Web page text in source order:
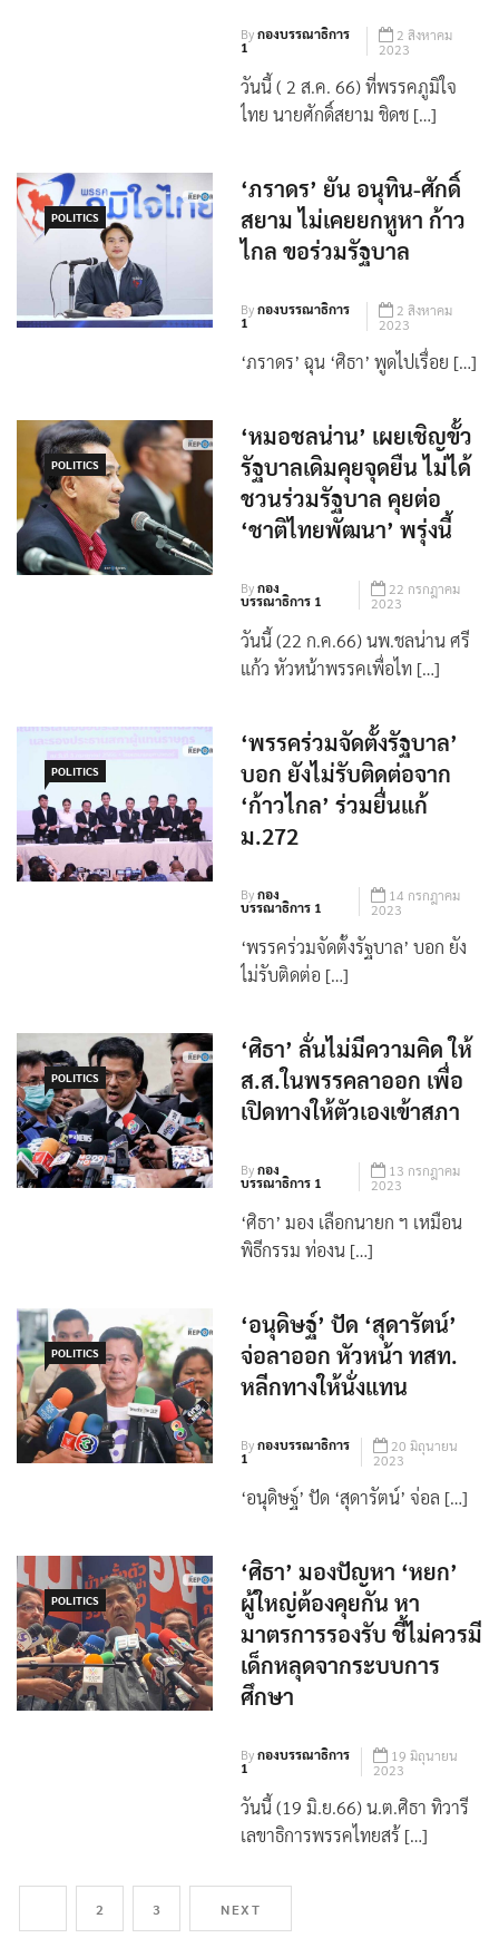
Byกองบรรณาธิการ
1
2 สิงหาคม
2023
วันนี้ ( 2 ส.ค. 66) ที่พรรคภูมิใจ
ไทย นายศักดิ์สยาม ชิดช […]
POLITICS
‘ภราดร’ ยัน อนุทิน-ศักดิ์
สยาม ไม่เคยยกหูหา ก้าว
ไกล ขอร่วมรัฐบาล
Byกองบรรณาธิการ
1
2 สิงหาคม
2023
‘ภราดร’ ฉุน ‘ศิธา’ พูดไปเรื่อย […]
POLITICS
‘หมอชลน่าน’ เผยเชิญขั้ว
รัฐบาลเดิมคุยจุดยืน ไม่ได้
ชวนร่วมรัฐบาล คุยต่อ
‘ชาติไทยพัฒนา’ พรุ่งนี้
Byกอง
บรรณาธิการ 1
22 กรกฎาคม
2023
วันนี้ (22 ก.ค.66) นพ.ชลน่าน ศรี
แก้ว หัวหน้าพรรคเพื่อไท […]
POLITICS
‘พรรคร่วมจัดตั้งรัฐบาล’
บอก ยังไม่รับติดต่อจาก
‘ก้าวไกล’ ร่วมยื่นแก้
ม.272
Byกอง
บรรณาธิการ 1
14 กรกฎาคม
2023
‘พรรคร่วมจัดตั้งรัฐบาล’ บอก ยัง
ไม่รับติดต่อ […]
POLITICS
‘ศิธา’ ลั่นไม่มีความคิด ให้
ส.ส.ในพรรคลาออก เพื่อ
เปิดทางให้ตัวเองเข้าสภา
Byกอง
บรรณาธิการ 1
13 กรกฎาคม
2023
‘ศิธา’ มอง เลือกนายก ฯ เหมือน
พิธีกรรม ท่องน […]
POLITICS
‘อนุดิษฐ์’ ปัด ‘สุดารัตน์’
จ่อลาออก หัวหน้า ทสท.
หลีกทางให้นั่งแทน
Byกองบรรณาธิการ
1
20 มิถุนายน
2023
‘อนุดิษฐ์’ ปัด ‘สุดารัตน์’ จ่อล […]
POLITICS
‘ศิธา’ มองปัญหา ‘หยก’
ผู้ใหญ่ต้องคุยกัน หา
มาตรการรองรับ ชี้ไม่ควรมี
เด็กหลุดจากระบบการ
ศึกษา
Byกองบรรณาธิการ
1
19 มิถุนายน
2023
วันนี้ (19 มิ.ย.66) น.ต.ศิธา ทิวารี
เลขาธิการพรรคไทยสร้ […]
2 3 NEXT